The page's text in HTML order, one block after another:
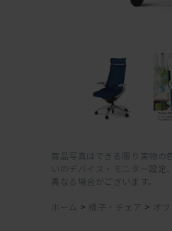
商品写真はできる限り実物の
いのデバイス・モニター設定
異なる場合がございます。
ホーム > 椅子・チェア > オ